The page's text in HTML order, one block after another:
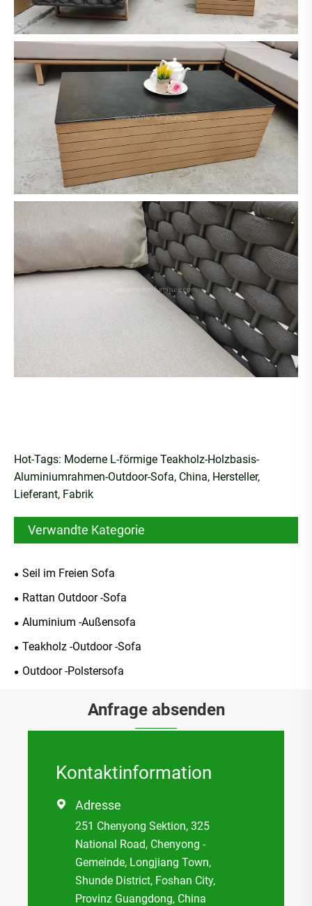
Hot-Tags: Moderne L-förmige Teakholz-Holzbasis-
Aluminiumrahmen-Outdoor-Sofa, China, Hersteller,
Lieferant, Fabrik
Verwandte Kategorie
Seil im Freien Sofa
Rattan Outdoor -Sofa
Aluminium -Außensofa
Teakholz -Outdoor -Sofa
Outdoor -Polstersofa
Anfrage absenden
Kontaktinformation
 Adresse
251 Chenyong Sektion, 325
National Road, Chenyong -
Gemeinde, Longjiang Town,
Shunde District, Foshan City,
Provinz Guangdong, China